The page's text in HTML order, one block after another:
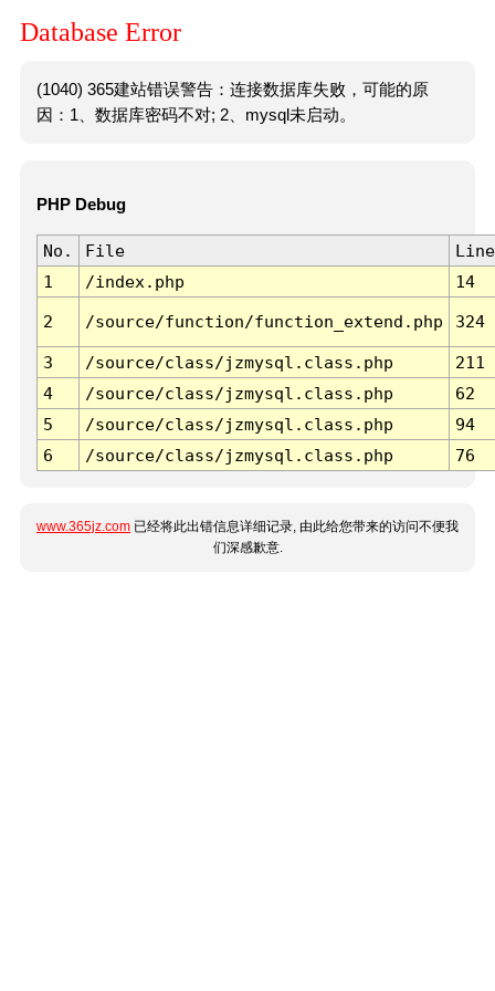
Database Error
(1040) 365建站错误警告：连接数据库失败，可能的原
因：1、数据库密码不对; 2、mysql未启动。
PHP Debug
No. File
Line
1
/index.php 14
2 /source/function/function_extend.php 324
3 /source/class/jzmysql.class.php
211
4
/source/class/jzmysql.class.php
62
5
/source/class/jzmysql.class.php
94
6
/source/class/jzmysql.class.php 76
www.365jz.com 已经将此出错信息详细记录, 由此给您带来的访问不便我
们深感歉意.